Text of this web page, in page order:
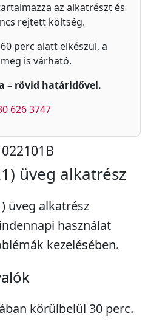
az alkatrészt és
rejtett költség.
perc alatt elkészül, a
is várható.
– rövid határidővel.
626 3747
üveg alkatrész
üveg alkatrész
használat
kezelésében.
körülbelül 30 perc.